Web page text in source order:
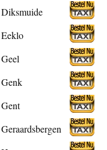
Diksmuide
Eeklo
Geel
Genk
Gent
Geraardsbergen